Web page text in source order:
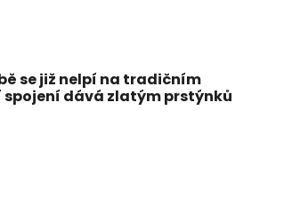
se již nelpí na tradičním
dává zlatým prstýnků